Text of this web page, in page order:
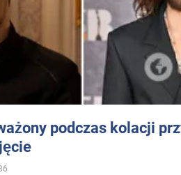
podczas kolacji